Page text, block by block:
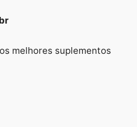
melhores suplementos